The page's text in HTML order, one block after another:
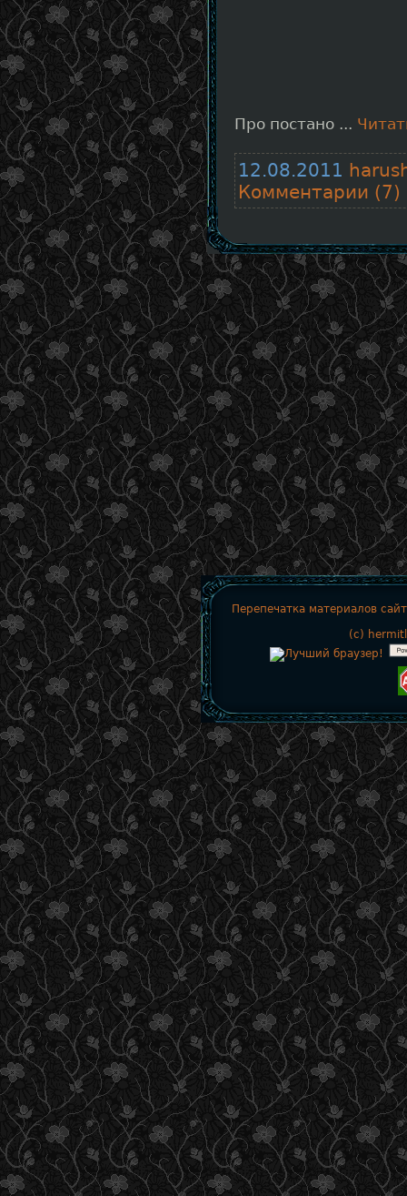
Про постано ...
12.08.2011
Комментарии (7)
Перепечатка материалов
(c)